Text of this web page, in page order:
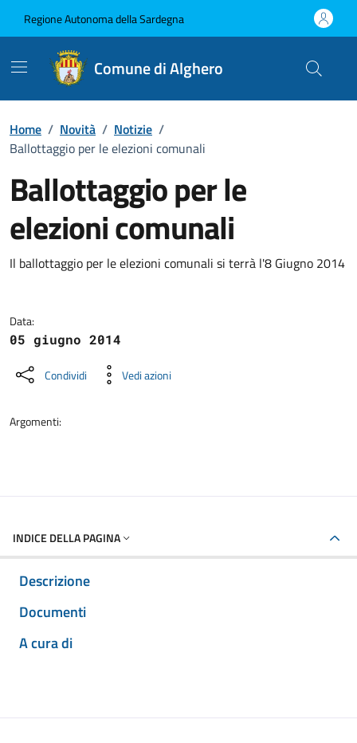
Regione Autonoma della Sardegna
Comune di Alghero
Home / Novità / Notizie /
Ballottaggio per le elezioni comunali
Ballottaggio per le
elezioni comunali
Dettagli della notizia
Il ballottaggio per le elezioni comunali si terrà l'8 Giugno 2014
Data:
05 giugno 2014
Condividi Vedi azioni
Argomenti:
INDICE DELLA PAGINA
Descrizione
Documenti
A cura di